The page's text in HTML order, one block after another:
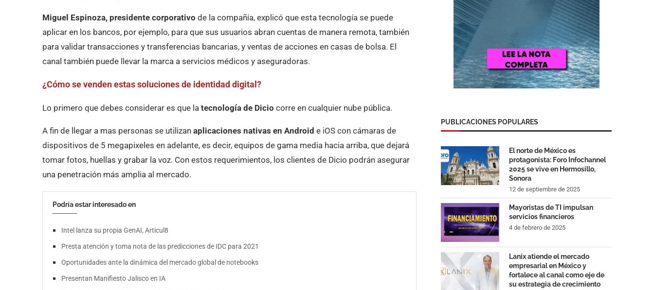
Miguel Espinoza, presidente corporativo de la compañía, explicó que esta tecnología se puede
aplicar en los bancos, por ejemplo, para que sus usuarios abran cuentas de manera remota, también
para validar transacciones y transferencias bancarias, y ventas de acciones en casas de bolsa. El
canal también puede llevar la marca a servicios médicos y aseguradoras.
¿Cómo se venden estas soluciones de identidad digital?
Lo primero que debes considerar es que la tecnología de Dicio corre en cualquier nube pública.
A fin de llegar a mas personas se utilizan aplicaciones nativas en Android e iOS con cámaras de
dispositivos de 5 megapixeles en adelante, es decir, equipos de gama media hacia arriba, que dejará
tomar fotos, huellas y grabar la voz. Con estos requerimientos, los clientes de Dicio podrán asegurar
una penetración más amplia al mercado.
Podría estar interesado en
Intel lanza su propia GenAI, Articul8
Presta atención y toma nota de las predicciones de IDC para 2021
Oportunidades ante la dinámica del mercado global de notebooks
Presentan Manifiesto Jalisco en IA
PUBLICACIONES POPULARES
El norte de México es
protagonista: Foro Infochannel
2025 se vive en Hermosillo,
Sonora
12 de septiembre de 2025
Mayoristas de TI impulsan
servicios financieros
4 de febrero de 2025
Lanix atiende el mercado
empresarial en México y
fortalece al canal como eje de
su estrategia de crecimiento